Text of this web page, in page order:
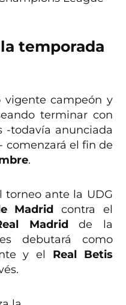
temporada
vigente campeón y
terminar con
-todavía anunciada
comenzará el fin de
.
torneo ante la UDG
Madrid contra el
Madridde la
debutará como
y el Real Betis